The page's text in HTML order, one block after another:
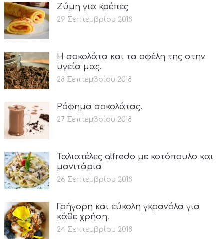
Ζύμη για κρέπες
29 Σεπτεμβρίου 2018
Η σοκολάτα και τα οφέλη της στην
υγεία μας.
28 Σεπτεμβρίου 2018
Ρόφημα σοκολάτας.
27 Σεπτεμβρίου 2018
Ταλιατέλες alfredo με κοτόπουλο και
μανιτάρια
26 Σεπτεμβρίου 2018
Γρήγορη και εύκολη γκρανόλα για
κάθε χρήση.
24 Σεπτεμβρίου 2018